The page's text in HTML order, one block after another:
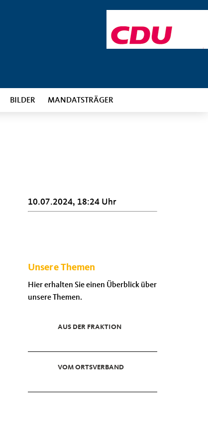
BILDER MANDATSTRÄGER
10.07.2024, 18:24 Uhr
Unsere Themen
Hier erhalten Sie einen Überblick über
unsere Themen.
AUS DER FRAKTION
VOM ORTSVERBAND